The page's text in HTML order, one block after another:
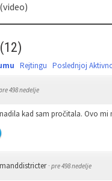
(12)
Rejtingu Poslednjoj
498 nedelje
kad sam pročitala. Ovo mi
· pre 498 nedelje